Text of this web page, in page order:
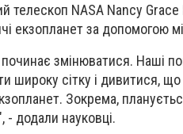
телескоп NASA Nancy
екзопланет за допомогою
змінюватися. Наші
широку сітку і дивитися,
Зокрема,
- додали науковці.